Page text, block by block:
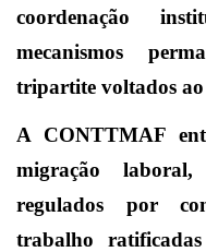
coordenação
mecanismos
tripartite voltados
A CONTTMAF
migração laboral,
regulados por
trabalho